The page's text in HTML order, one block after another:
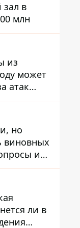
в
млн
из
может
атак
но
виновных
и
на
ли в